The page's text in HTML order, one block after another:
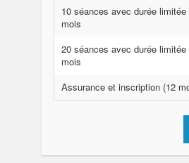
10 séances avec durée limitée
mois
20 séances avec durée limitée
mois
Assurance et inscription (12